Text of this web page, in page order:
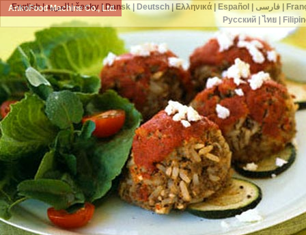
AnkoFood Machine Co., Ltd.
English|العربية|česky| Dansk| Deutsch|Ελληνικά|Español فارسی|
Русский| ไทย|